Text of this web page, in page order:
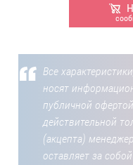
Все
носят
публичной
действительной
(акцепта)
оставляет за